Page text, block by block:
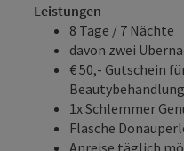
Leistungen
8 Tage / 7 Nächte
davon zwei
€ 50,- Gutschein
1x Schlemmer
Flasche
Anreise täglich